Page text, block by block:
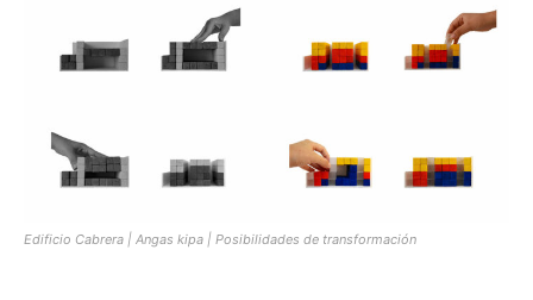
Edificio Cabrera | Angas kipa | Posibilidades de transformación